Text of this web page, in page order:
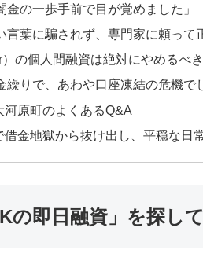
の一歩手前で目が覚めました」
葉に騙されず、専門家に頼って
の個人間融資は絶対にやめるべき
りで、あわや口座凍結の危機で
原町のよくあるQ&A
借金地獄から抜け出し、平穏な日
の即日融資」を探し